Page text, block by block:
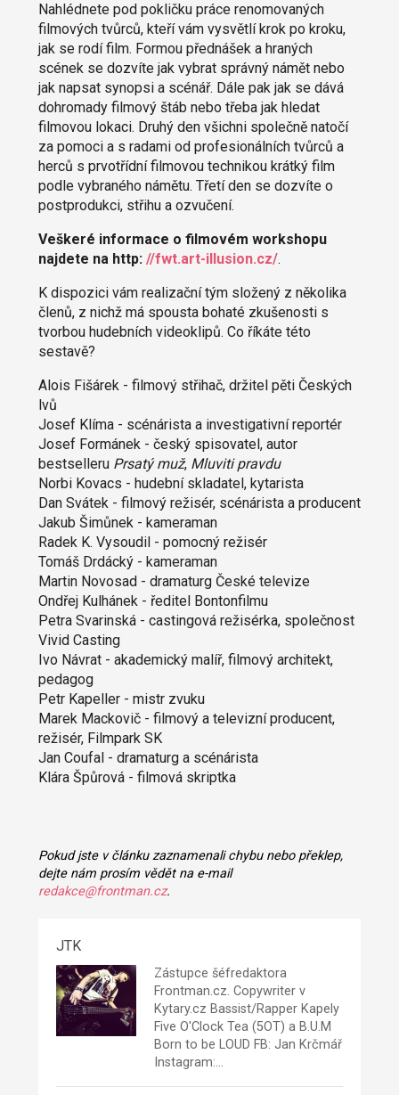
Nahlédnete pod pokličku práce renomovaných
filmových tvůrců, kteří vám vysvětlí krok po kroku,
jak se rodí film. Formou přednášek a hraných
scének se dozvíte jak vybrat správný námět nebo
jak napsat synopsi a scénář. Dále pak jak se dává
dohromady filmový štáb nebo třeba jak hledat
filmovou lokaci. Druhý den všichni společně natočí
za pomoci a s radami od profesionálních tvůrců a
herců s prvotřídní filmovou technikou krátký film
podle vybraného námětu. Třetí den se dozvíte o
postprodukci, střihu a ozvučení.
Veškeré informace o filmovém workshopu
najdete na http: //fwt.art-illusion.cz/.
K dispozici vám realizační tým složený z několika
členů, z nichž má spousta bohaté zkušenosti s
tvorbou hudebních videoklipů. Co říkáte této
sestavě?
Alois Fišárek - filmový střihač, držitel pěti Českých
lvů
Josef Klíma - scénárista a investigativní reportér
Josef Formánek - český spisovatel, autor
bestselleru Prsatý muž, Mluviti pravdu
Norbi Kovacs - hudební skladatel, kytarista
Dan Svátek - filmový režisér, scénárista a producent
Jakub Šimůnek - kameraman
Radek K. Vysoudil - pomocný režisér
Tomáš Drdácký - kameraman
Martin Novosad - dramaturg České televize
Ondřej Kulhánek - ředitel Bontonfilmu
Petra Svarinská - castingová režisérka, společnost
Vivid Casting
Ivo Návrat - akademický malíř, filmový architekt,
pedagog
Petr Kapeller - mistr zvuku
Marek Mackovič - filmový a televizní producent,
režisér, Filmpark SK
Jan Coufal - dramaturg a scénárista
Klára Špůrová - filmová skriptka
Pokud jste v článku zaznamenali chybu nebo překlep,
dejte nám prosím vědět na e-mail
redakce@frontman.cz.
JTK
Zástupce šéfredaktora
Frontman.cz. Copywriter v
Kytary.cz Bassist/Rapper Kapely
Five O'Clock Tea(5OT) a B.U.M
Born to be LOUD FB: Jan Krčmář
Instagram:…